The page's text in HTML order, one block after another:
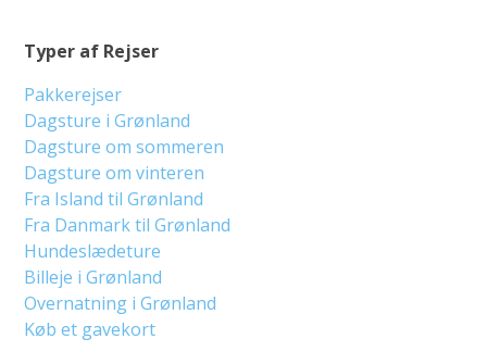
Typer af Rejser
Pakkerejser
Dagsture i Grønland
Dagsture om sommeren
Dagsture om vinteren
Fra Island til Grønland
Fra Danmark til Grønland
Hundeslædeture
Billeje i Grønland
Overnatning i Grønland
Køb et gavekort